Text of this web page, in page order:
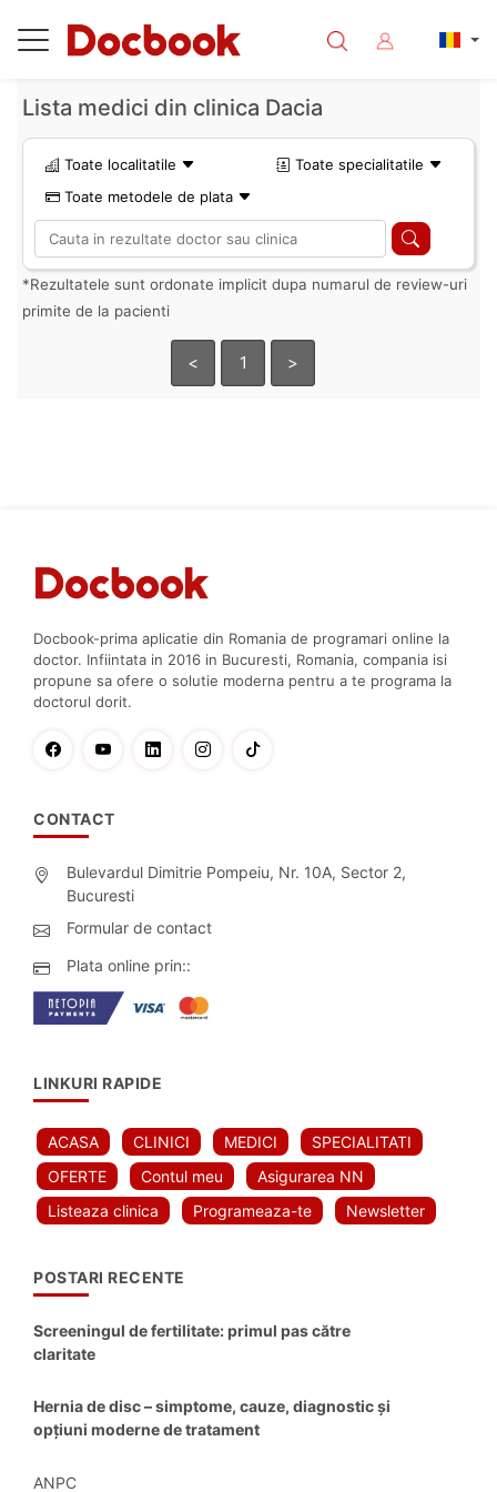
Lista medici din clinica Dacia
Toate localitatile
Toate specialitatile
Toate metodele de plata
*Rezultatele sunt ordonate implicit dupa numarul de review-uri
primite de la pacienti
< 1 >
Docbook-prima aplicatie din Romania de programari online la
doctor. Infiintata in 2016 in Bucuresti, Romania, compania isi
propune sa ofere o solutie moderna pentru a te programa la
doctorul dorit.
CONTACT
Bulevardul Dimitrie Pompeiu, Nr. 10A, Sector 2,
Bucuresti
Formular de contact
Plata online prin::
LINKURI RAPIDE
ACASA CLINICI MEDICI
SPECIALITATI
OFERTE
Contul meu
Asigurarea NN
Listeaza clinica
Programeaza-te Newsletter
POSTARI RECENTE
Screeningul de fertilitate: primul pas către
claritate
Hernia de disc – simptome, cauze, diagnostic și
opțiuni moderne de tratament
ANPC